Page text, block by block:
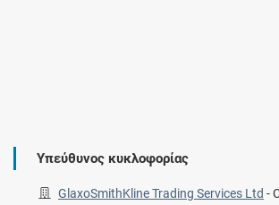
Υπεύθυνος κυκλοφορίας
GlaxoSmithKline Trading Services Ltd -